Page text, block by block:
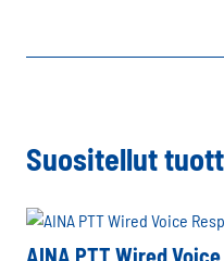
Suositellut
AINA PTT Wired